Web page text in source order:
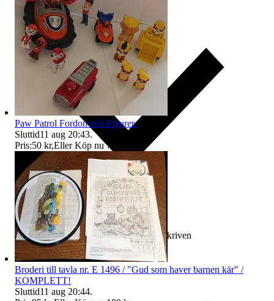
Ersättning om varan inte är som beskriven
Paw Patrol Fordon och Figurer.
Sluttid11 aug 20:43.
Pris:50 kr,Eller Köp nu 75 kr
Broderi till tavla nr. E 1496 / "Gud som haver barnen kär" /
KOMPLETT!
Sluttid11 aug 20:44.